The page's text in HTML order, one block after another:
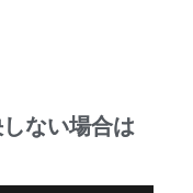
ない場合は